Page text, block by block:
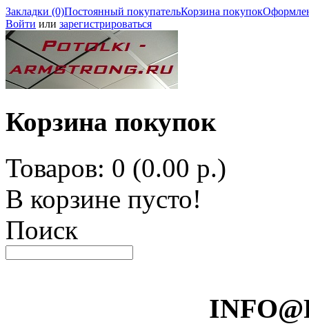
Закладки (0)Постоянный покупательКорзина покупок
Войти или зарегистрироваться
Корзина покупок
Товаров: 0 (0.00 р.)
В корзине пусто!
Поиск